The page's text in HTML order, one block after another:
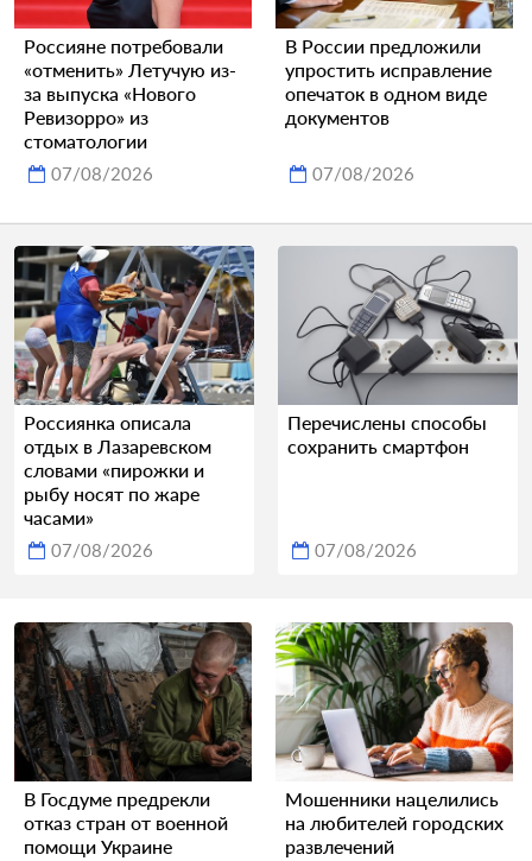
Россияне потребовали
«отменить» Летучую из-
за выпуска «Нового
Ревизорро» из
стоматологии
07/08/2026
В России предложили
упростить исправление
опечаток в одном виде
документов
07/08/2026
Россиянка описала
отдых в Лазаревском
словами «пирожки и
рыбу носят по жаре
часами»
07/08/2026
Перечислены способы
сохранить смартфон
07/08/2026
В Госдуме предрекли
отказ стран от военной
помощи Украине
Мошенники нацелились
на любителей городских
развлечений